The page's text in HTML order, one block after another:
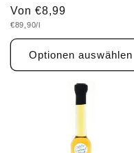
Normaler
Preis
Von €8,99
Grundpreis
€89,90/l
Optionen auswählen